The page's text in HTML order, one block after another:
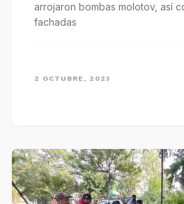
arrojaron bombas molotov, así
fachadas
2 OCTUBRE, 2023